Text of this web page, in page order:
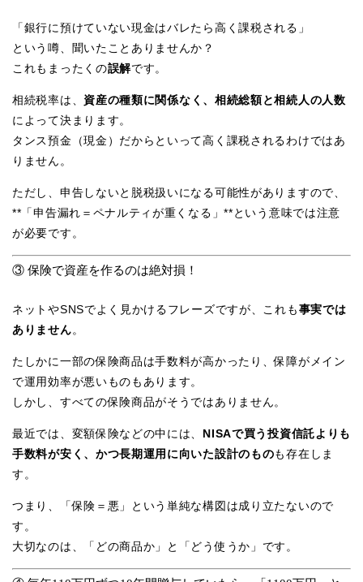
「銀行に預けていない現金はバレたら高く課税される」
という噂、聞いたことありませんか？
これもまったくの誤解です。
相続税率は、 資産の種類に関係なく、相続総額と相続人の人数
によって決まります。
タンス預金（現金）だからといって高く課税されるわけではあ
りません。
ただし、申告しないと脱税扱いになる可能性がありますので、
**「申告漏れ＝ペナルティが重くなる」**という意味では注意
が必要です。
③ 保険で資産を作るのは絶対損！
ネットやSNSでよく見かけるフレーズですが、これも事実では
ありません。
たしかに一部の保険商品は手数料が高かったり、保障がメイン
で運用効率が悪いものもあります。
しかし、すべての保険商品がそうではありません。
最近では、変額保険などの中には、 NISAで買う投資信託よりも
手数料が安く、かつ長期運用に向いた設計のものも存在しま
す。
つまり、「保険＝悪」という単純な構図は成り立たないので
す。
大切なのは、「どの商品か」と「どう使うか」です。